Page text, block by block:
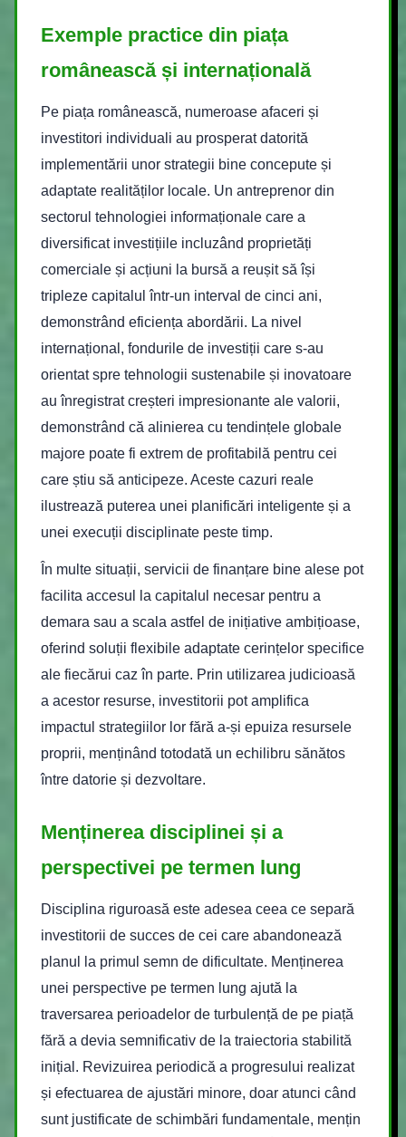
Exemple practice din piața
românească și internațională
Pe piața românească, numeroase afaceri și
investitori individuali au prosperat datorită
implementării unor strategii bine concepute și
adaptate realităților locale. Un antreprenor din
sectorul tehnologiei informaționale care a
diversificat investițiile incluzând proprietăți
comerciale și acțiuni la bursă a reușit să își
tripleze capitalul într-un interval de cinci ani,
demonstrând eficiența abordării. La nivel
internațional, fondurile de investiții care s-au
orientat spre tehnologii sustenabile și inovatoare
au înregistrat creșteri impresionante ale valorii,
demonstrând că alinierea cu tendințele globale
majore poate fi extrem de profitabilă pentru cei
care știu să anticipeze. Aceste cazuri reale
ilustrează puterea unei planificări inteligente și a
unei execuții disciplinate peste timp.
În multe situații, servicii de finanțare bine alese pot
facilita accesul la capitalul necesar pentru a
demara sau a scala astfel de inițiative ambițioase,
oferind soluții flexibile adaptate cerințelor specifice
ale fiecărui caz în parte. Prin utilizarea judicioasă
a acestor resurse, investitorii pot amplifica
impactul strategiilor lor fără a-și epuiza resursele
proprii, menținând totodată un echilibru sănătos
între datorie și dezvoltare.
Menținerea disciplinei și a
perspectivei pe termen lung
Disciplina riguroasă este adesea ceea ce separă
investitorii de succes de cei care abandonează
planul la primul semn de dificultate. Menținerea
unei perspective pe termen lung ajută la
traversarea perioadelor de turbulență de pe piață
fără a devia semnificativ de la traiectoria stabilită
inițial. Revizuirea periodică a progresului realizat
și efectuarea de ajustări minore, doar atunci când
sunt justificate de schimbări fundamentale, mențin